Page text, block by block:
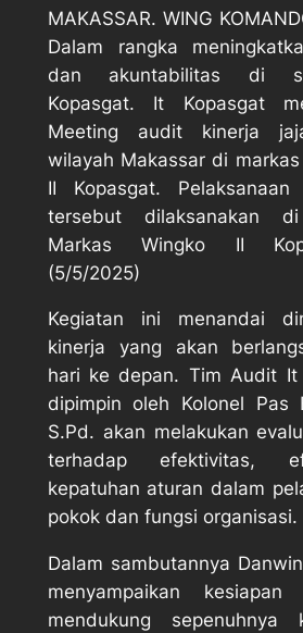
MAKASSAR. WING
Dalam rangka
dan akuntabilitas di
Kopasgat. It Kopasgat
Meeting audit kinerja
wilayah Makassar di
II Kopasgat.
tersebut dilaksanakan
Markas Wingko II
(5/5/2025)
Kegiatan ini menandai
kinerja yang akan
hari ke depan. Tim Audit It
dipimpin oleh Kolonel Pas
S.Pd. akan melakukan
terhadap efektivitas,
kepatuhan aturan dalam
pokok dan fungsi organisasi.
Dalam sambutannya
menyampaikan
mendukung sepenuhnya